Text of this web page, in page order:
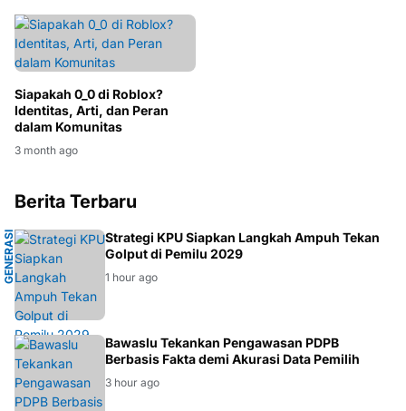
Siapakah 0_0 di Roblox?
Identitas, Arti, dan Peran
dalam Komunitas
3 month ago
Berita Terbaru
G
E
N
E
R
A
S
I
M
U
DA
Strategi KPU Siapkan Langkah Ampuh Tekan
Golput di Pemilu 2029
1 hour ago
BAWASLU
Bawaslu Tekankan Pengawasan PDPB
Berbasis Fakta demi Akurasi Data Pemilih
3 hour ago